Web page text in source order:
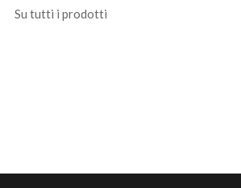
Su tutti i prodotti